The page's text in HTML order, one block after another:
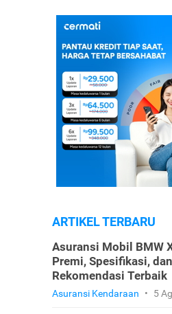
ARTIKEL TERBARU
Asuransi Mobil BMW
Premi, Spesifikasi, dan
Rekomendasi Terbaik
Asuransi Kendaraan • 5